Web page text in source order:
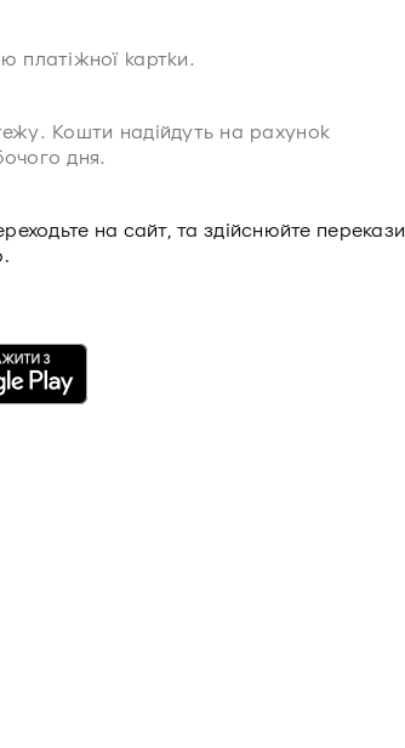
платіжної картки.
Кошти надійдуть на рахунок
дня.
на сайт, та здійснюйте перекази